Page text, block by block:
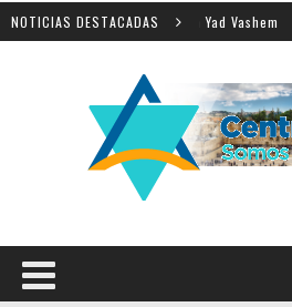
NOTICIAS DESTACADAS
de la Shoá en Yad Vashem